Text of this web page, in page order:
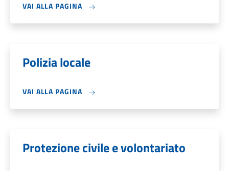
VAI ALLA PAGINA
Polizia locale
VAI ALLA PAGINA
Protezione civile e volontariato